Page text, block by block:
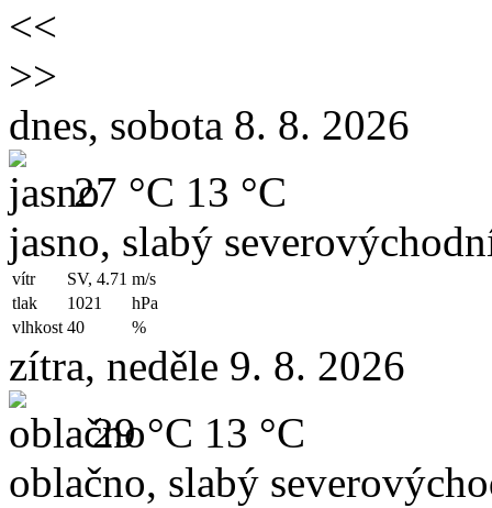
<<
>>
dnes, sobota 8. 8. 2026
27 °C 13 °C
jasno, slabý
vítr SV, 4.71 m/s
tlak
1021
hPa
vlhkost 40 %
zítra, neděle 9. 8. 2026
29 °C 13 °C
oblačno, slabý